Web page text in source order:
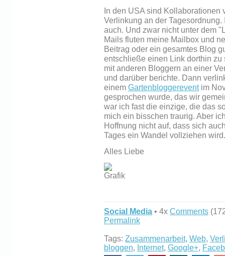
In den USA sind
Verlinkung an der
auch. Und zwar nicht unter dem
Mails fluten meine Mailbox und
Beitrag oder ein gesamtes Blog
entschließe einen Link dorthin
mit anderen Bloggern an einer
und darüber berichte. Dann
einem Gartenbloggereventim
gesprochen wurde, das wir
war ich fast die einzige, die das
mich ein bisschen traurig. Aber
Hoffnung nicht auf, dass sich
Tages ein Wandel vollziehen wird.
Alles Liebe
Social Media • 4x Comments
Permalink
Tags: Zusammenarbeit, Web,
bloggen, Internet, Google+,